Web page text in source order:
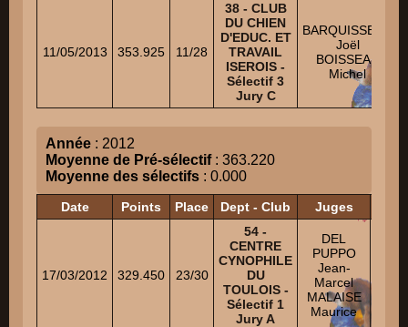
11/05/2013 353.925 11/28
38 - CLUB
DU CHIEN
D'EDUC. ET
TRAVAIL
ISEROIS -
Sélectif 3
Jury C
BARQUISSEAU
Joël
BOISSEAU
Michel
Année : 2012
Moyenne de Pré-sélectif: 363.220
Moyenne des sélectifs : 0.000
Date Points Place Dept - Club Juges
17/03/2012 329.450 23/30
54 -
CENTRE
CYNOPHILE
DU
TOULOIS -
Sélectif 1
Jury A
DEL
PUPPO
Jean-
Marcel
MALAISE
Maurice